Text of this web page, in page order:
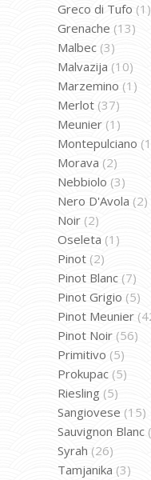
Greco di Tufo (1)
Grenache (13)
Malbec (3)
Malvazija (10)
Marzemino (1)
Merlot (37)
Meunier (1)
Montepulciano
Morava (2)
Nebbiolo (3)
Nero D'Avola (2)
Noir (2)
Oseleta (1)
Pinot (2)
Pinot Blanc (7)
Pinot Grigio (5)
Pinot Meunier
Pinot Noir (56)
Primitivo (5)
Prokupac (5)
Riesling (5)
Sangiovese (15)
Sauvignon Blanc
Syrah (26)
Tamjanika (3)